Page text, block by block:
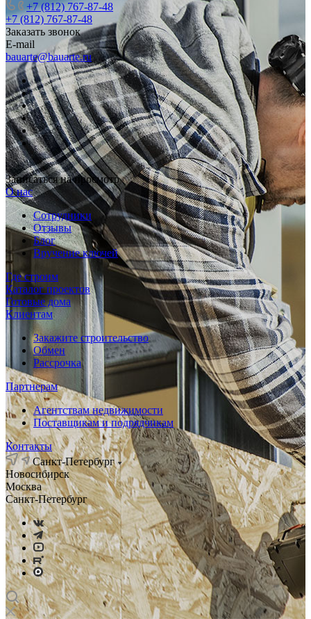
+7 (812) 767-87-48
+7 (812) 767-87-48
Заказать звонок
E-mail
bauarte@bauarte.ru
Записаться на просмотр
О нас
Сотрудники
Отзывы
Блог
Вручение ключей
Где строим
Каталог проектов
Готовые дома
Клиентам
Закажите строительство
Обмен
Рассрочка
Партнерам
Агентствам недвижимости
Поставщикам и подрядчикам
Контакты
Санкт-Петербург
Новосибирск
Москва
Санкт-Петербург